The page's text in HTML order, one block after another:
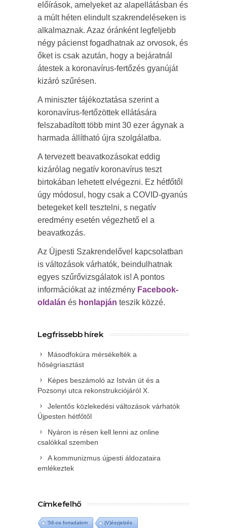
előírások, amelyeket az alapellátásban és
a múlt héten elindult szakrendeléseken is
alkalmaznak. Azaz óránként legfeljebb
négy pácienst fogadhatnak az orvosok, és
őket is csak azután, hogy a bejáratnál
átestek a koronavírus-fertőzés gyanúját
kizáró szűrésen.
A miniszter tájékoztatása szerint a
koronavírus-fertőzöttek ellátására
felszabadított több mint 30 ezer ágynak a
harmada állítható újra szolgálatba.
A tervezett beavatkozásokat eddig
kizárólag negatív koronavírus teszt
birtokában lehetett elvégezni. Ez hétfőtől
úgy módosul, hogy csak a COVID-gyanús
betegeket kell tesztelni, s negatív
eredmény esetén végezhető el a
beavatkozás.
Az Újpesti Szakrendelővel kapcsolatban
is változások várhatók, beindulhatnak
egyes szűrővizsgálatok is! A pontos
információkat az intézmény Facebook-
oldalán és honlapján teszik közzé.
Legfrissebb hírek
Másodfokúra mérsékelték a
hőségriasztást
Képes beszámoló az István út és a
Pozsonyi utca rekonstrukciójáról X.
Jelentős közlekedési változások várhatók
Újpesten hétfőtől
Nyáron is résen kell lenni az online
csalókkal szemben
A kommunizmus újpesti áldozataira
emlékeztek
Címkefelhő
'56-os forradalom (V)észjelzés